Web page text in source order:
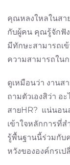
คุณหลงใหลในสา
กับผู้คน คุณรู้จักฟั
มีทักษะสามารถเ
ความสามารถในก
ดูเหมือนว่า งาน
ถามตัวเองสิว่า อ
สายHR? แน่นอ
เข้าใจหลักการที่
รู้พื้นฐานนี้ร่วมกับ
หวังขององค์กรเ